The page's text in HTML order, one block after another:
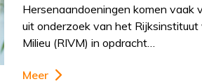
Hersenaandoeningen komen vaak
uit onderzoek van het
Milieu (RIVM) in opdracht…
Meer